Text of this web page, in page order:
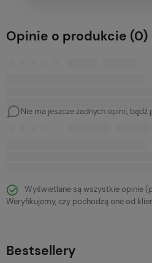
Opinie o produkcie (0)
Nie ma jeszcze żadnych opinii, bądź
Wyświetlane są wszystkie opinie
Weryfikujemy, czy pochodzą one od
Bestsellery